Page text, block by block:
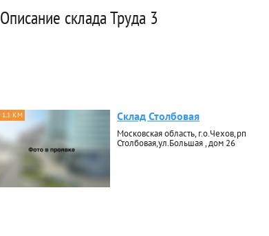
Описание склада Труда 3
1.1 КМ Склад Столбовая
Московская область, г.о.Чехов,рп
Столбовая,ул.Большая , дом 26